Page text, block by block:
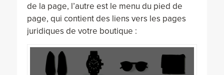
de la page, l’autre est le menu du pied de
page, qui contient des liens vers les pages
juridiques de votre boutique :